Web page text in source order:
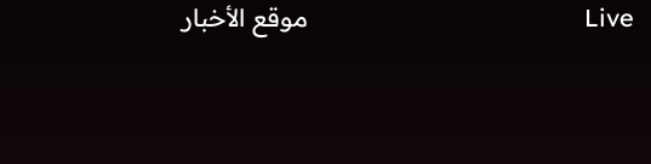
Live موقع الأخبار